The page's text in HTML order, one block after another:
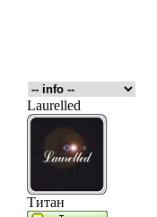
Laurelled
Титан